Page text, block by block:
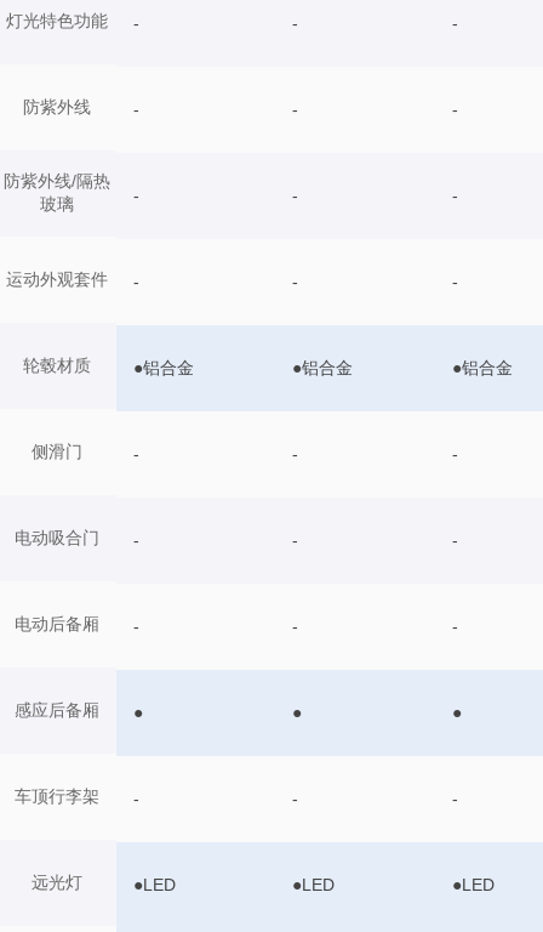
灯光特色功能
防紫外线
防紫外线/隔热
玻璃
运动外观套件
轮毂材质
侧滑门
电动吸合门
电动后备厢
感应后备厢
车顶行李架
远光灯
- - -
- - -
- - -
- - -
●铝合金 ●铝合金 ●铝合金
- - -
- - -
- - -
● ● ●
- - -
●LED ●LED ●LED